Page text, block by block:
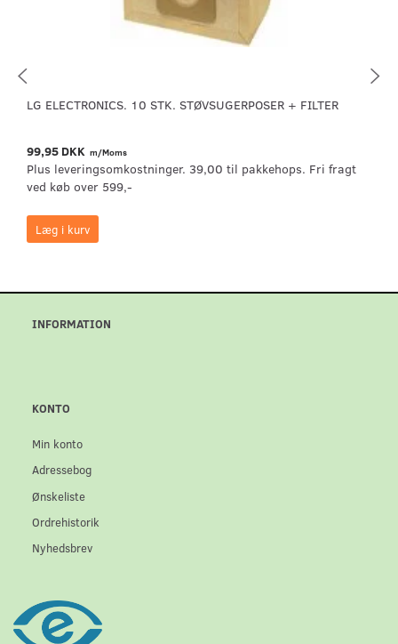
LG ELECTRONICS. 10 STK. STØVSUGERPOSER + FILTER
99,95 DKK m/Moms
Plus leveringsomkostninger. 39,00 til pakkehops. Fri fragt
ved køb over 599,-
Læg i kurv
INFORMATION
KONTO
Min konto
Adressebog
Ønskeliste
Ordrehistorik
Nyhedsbrev